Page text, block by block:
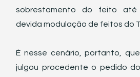
sobrestamento do feito
devida modulação de feitos do
É nesse cenário, portanto, que
julgou procedente o pedido